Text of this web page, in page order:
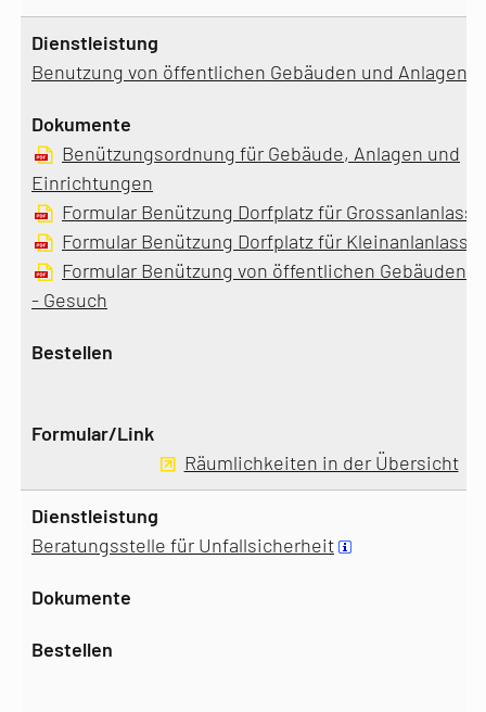
Benutzung von öffentlichen Gebäuden und Anlagen
Benützungsordnung für Gebäude, Anlagen und
Einrichtungen
Formular Benützung Dorfplatz für Grossanlanlass
Formular Benützung Dorfplatz für Kleinanlanlass -
Formular Benützung von öffentlichen Gebäuden
- Gesuch
Räumlichkeiten in der Übersicht
Beratungsstelle für Unfallsicherheit